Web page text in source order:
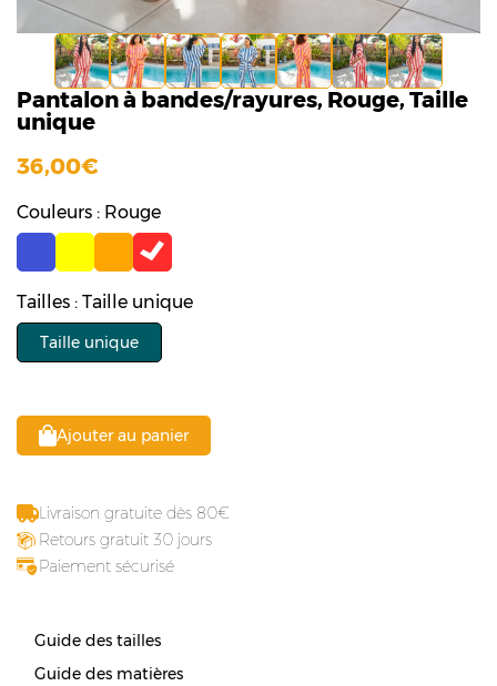
Pantalon à bandes/rayures, Rouge, Taille
unique
36,00
Couleurs : Rouge
Tailles : Taille unique
Taille unique
Ajouter au panier
Livraison gratuite dès 80
Retours gratuit 30 jours
Paiement sécurisé
Guide des tailles
Guide des matières